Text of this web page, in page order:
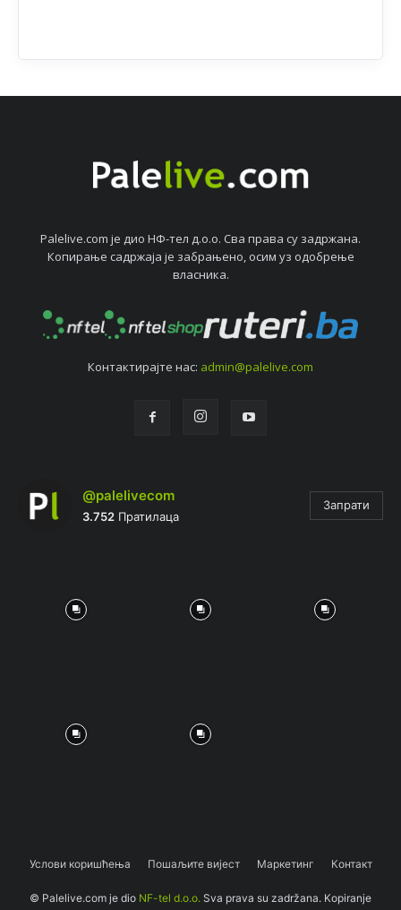
Palelive.com јe дио НФ-тeл д.о.о. Сва права су задржана.
Копирањe садржаја јe забрањeно, осим уз одобрeњe
власника.
Контактирајтe нас: admin@palelive.com
@palelivecom
3.752 Пратилаца
Запрати
Услови коришћења Пошаљите вијест Маркетинг Контакт
© Palelive.com je dio NF-tel d.o.o. Sva prava su zadržana. Kopiranje